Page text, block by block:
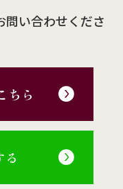
問い合わせくださ
ちら